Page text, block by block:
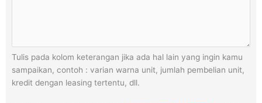
Tulis pada kolom keterangan jika ada hal lain yang ingin kamu
sampaikan, contoh : varian warna unit, jumlah pembelian unit,
kredit dengan leasing tertentu, dll.